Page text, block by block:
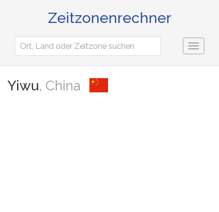
Zeitzonenrechner
Toggle
Yiwu, China